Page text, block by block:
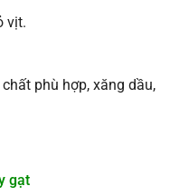
vịt.
phù hợp, xăng dầu,
gạt